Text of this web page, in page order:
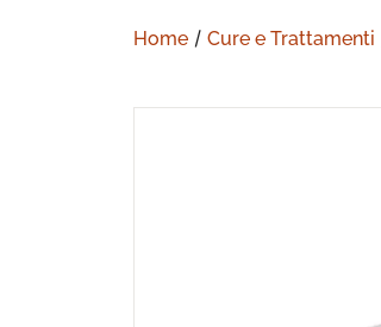
Home / Cure e Trattamenti